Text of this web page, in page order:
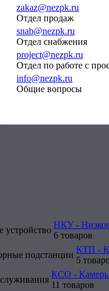
zakaz@nezpk.ru
Отдел продаж
snab@nezpk.ru
Отдел снабжения
project@nezpk.ru
Отдел по работе с
info@nezpk.ru
Общие вопросы
НКУ -
6 товаров
КТП -
5
КСО - Камеры
11 товаров